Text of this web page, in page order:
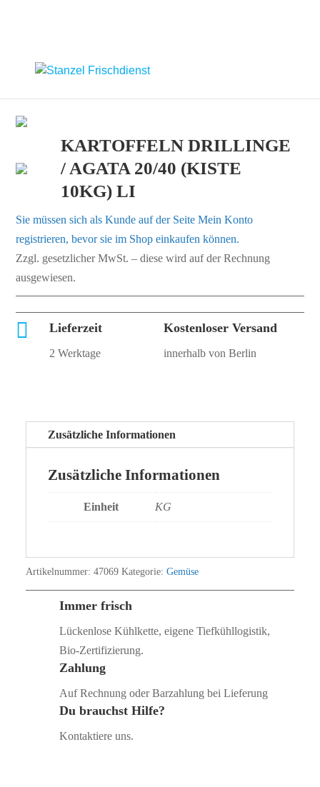
KARTOFFELN DRILLINGE
/ AGATA 20/40 (KISTE
10KG) LI
Sie müssen sich als Kunde auf der SeiteMein Konto
registrieren, bevor sie im Shop einkaufen können.
Zzgl. gesetzlicher MwSt. – diese wird auf der Rechnung
ausgewiesen.
 Lieferzeit
2 Werktage
Kostenloser Versand
innerhalb von Berlin
Zusätzliche Informationen
Zusätzliche Informationen
Einheit KG
Artikelnummer: 47069 Kategorie: Gemüse
Immer frisch
Lückenlose Kühlkette, eigene Tiefkühllogistik,
Bio‑Zertifizierung.
Zahlung
Auf Rechnung oder Barzahlung bei Lieferung
Du brauchst Hilfe?
Kontaktiere uns.